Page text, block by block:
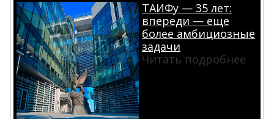
ТАИФу — 35 лет:
впереди — еще
более амбициозные
задачи
Читать подробнее